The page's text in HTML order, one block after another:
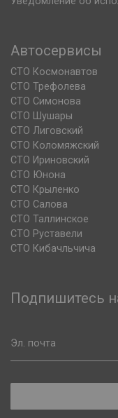
Автосервисы
СТО Космонавтов
СТО Трефолева
СТО Симонова
СТО Шушары
СТО Лиговский
СТО Коломяжский
СТО Ириновский
СТО Юнона
СТО Крыленко
СТО Салова
СТО Таллинское
СТО Руставели
СТО Кибачльчича
Подпишитесь
Эл. почта